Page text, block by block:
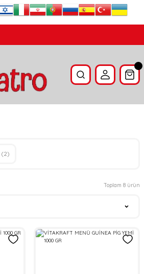
(2)
Toplam 8 ürün